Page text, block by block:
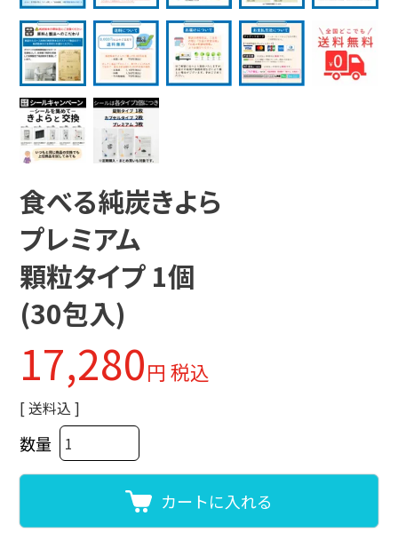
食べる純炭きよら
プレミアム
顆粒タイプ 1個
(30包入)
17,280 税込
送料込
カートに入れる